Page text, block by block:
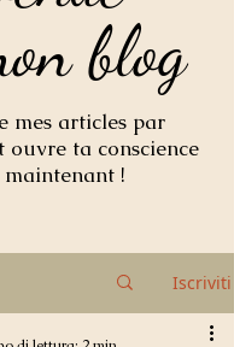
blog
blog
mes articles par
ouvre ta conscience
maintenant !
Iscriviti